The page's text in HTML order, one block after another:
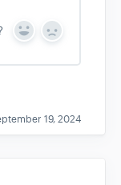
Y
s
N
19, 2024